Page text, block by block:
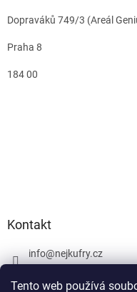
Tento web používá
Dopraváků 749/3 (Areál
Praha 8
184 00
Kontakt
info@nejkufry.cz